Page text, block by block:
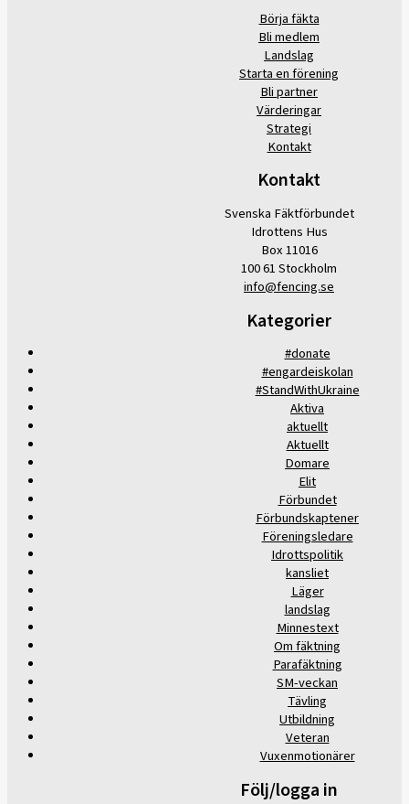
Börja fäkta
Bli medlem
Landslag
Starta en förening
Bli partner
Värderingar
Strategi
Kontakt
Kontakt
Svenska Fäktförbundet
Idrottens Hus
Box 11016
100 61 Stockholm
info@fencing.se
Kategorier
#donate
#engardeiskolan
#StandWithUkraine
Aktiva
aktuellt
Aktuellt
Domare
Elit
Förbundet
Förbundskaptener
Föreningsledare
Idrottspolitik
kansliet
Läger
landslag
Minnestext
Om fäktning
Parafäktning
SM-veckan
Tävling
Utbildning
Veteran
Vuxenmotionärer
Följ/logga in